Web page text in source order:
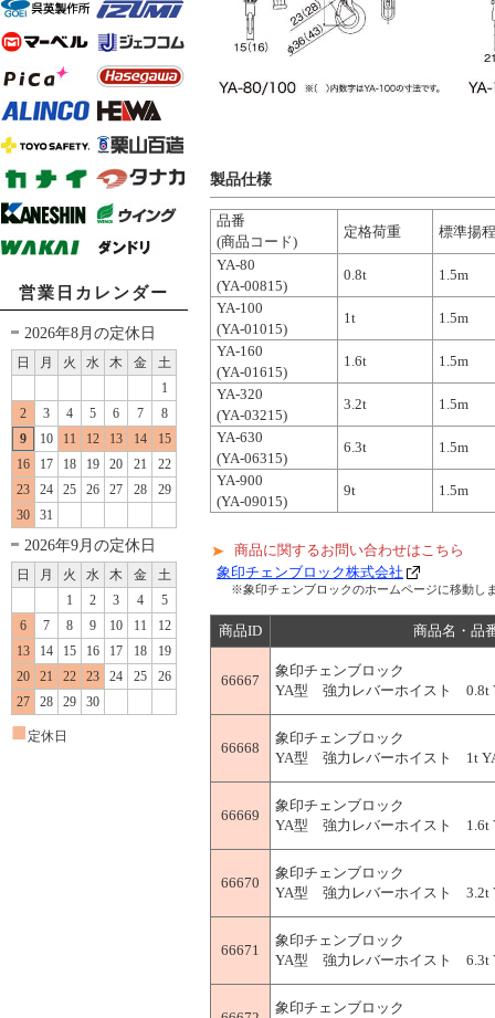
営業日カレンダー
2026年8月の定休日
日 月 火 水 木 金
土
1
2
3 4 5 6 7
8
9
10 11 12 13 14
15
16
17 18 19 20 21
22
23
24 25 26 27 28
29
30
31
2026年9月の定休日
日 月 火 水 木 金
土
1
2 3 4
5
6
7 8 9 10 11
12
13
14 15 16 17 18
19
20
21 22 23 24 25
26
27
28 29 30
■ 定休日
製品仕様
品番
(商品コード)
定格荷重
標準揚程
YA-80
(YA-00815)
0.8t
1.5m
YA-100
(YA-01015)
1t
1.5m
YA-160
(YA-01615)
1.6t
1.5m
YA-320
(YA-03215)
3.2t
1.5m
YA-630
(YA-06315)
6.3t
1.5m
YA-900
(YA-09015)
9t 1.5m
商品に関するお問い合わせはこちら
象印チェンブロック株式会社
※象印チェンブロックのホームページに移動し
商品ID 商品名・品
66667
象印チェンブロック
YA型 強力レバーホイスト 0.8t
66668
象印チェンブロック
YA型 強力レバーホイスト 1t
66669
象印チェンブロック
YA型 強力レバーホイスト 1.6t
66670
象印チェンブロック
YA型 強力レバーホイスト 3.2t
66671
象印チェンブロック
YA型 強力レバーホイスト 6.3t
象印チェンブロック